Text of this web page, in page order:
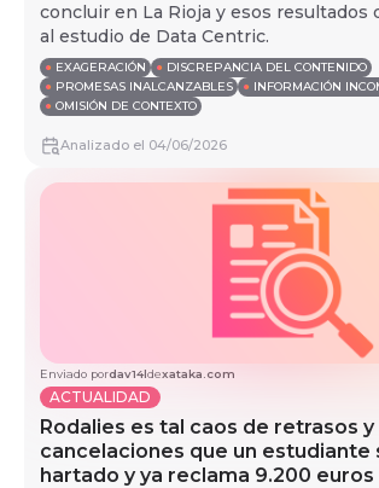
concluir en La Rioja y esos resultados
al estudio de Data Centric.
● EXAGERACIÓN ● DISCREPANCIA DEL CONTENIDO
● PROMESAS INALCANZABLES ● INFORMACIÓN
● OMISIÓN DE CONTEXTO
Analizado el 04/06/2026
Enviado pordav14ldexataka.com
ACTUALIDAD
Rodalies es tal caos de retrasos y
cancelaciones que un estudiante
hartado y ya reclama 9.200 euros